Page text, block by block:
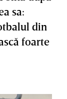
sa:
din
foarte